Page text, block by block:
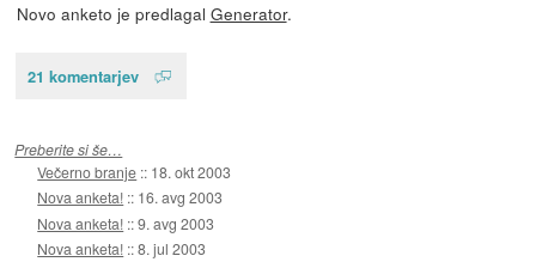
Novo anketo je predlagal Generator.
21 komentarjev
Preberite si še…
Večerno branje :: 18. okt 2003
Nova anketa! :: 16. avg 2003
Nova anketa! ::9. avg 2003
Nova anketa! ::8. jul 2003